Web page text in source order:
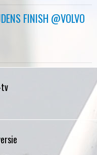
FINISH @VOLVO